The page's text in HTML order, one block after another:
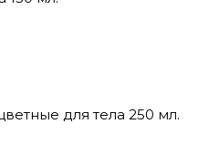
для тела 250 мл.